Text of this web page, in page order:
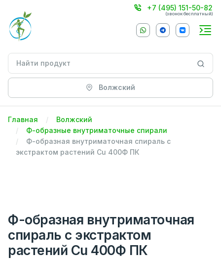
+7 (495) 151-50-82
(звонок бесплатный)
Волжский
Главная
Волжский
Ф-образные внутриматочные спирали
Ф-образная внутриматочная спираль с
экстрактом растений Сu 400Ф ПК
Ф-образная внутриматочная
спираль с экстрактом
растений Сu 400Ф ПК